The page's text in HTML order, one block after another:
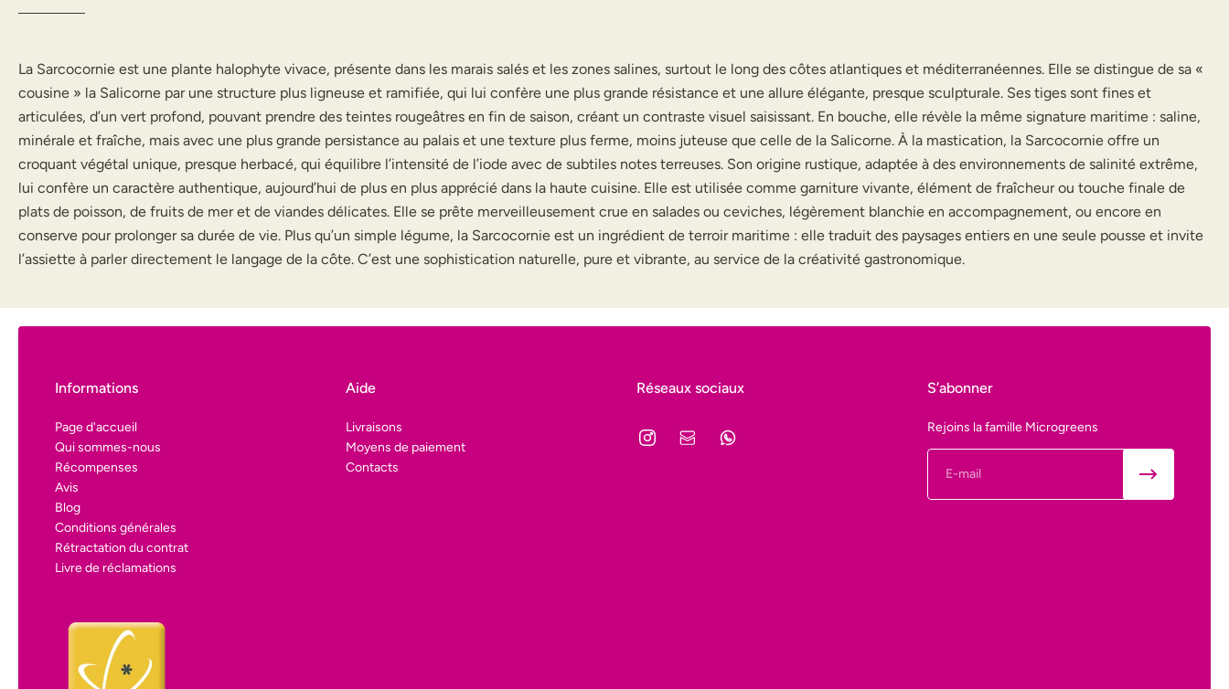
La Sarcocornie est une plante halophyte vivace, présente dans les marais salés et les zones salines, surtout le long des côtes atlantiques et méditerranéennes. Elle se distingue de sa «
cousine » la Salicorne par une structure plus ligneuse et ramifiée, qui lui confère une plus grande résistance et une allure élégante, presque sculpturale. Ses tiges sont fines et
articulées, d’un vert profond, pouvant prendre des teintes rougeâtres en fin de saison, créant un contraste visuel saisissant. En bouche, elle révèle la même signature maritime : saline,
minérale et fraîche, mais avec une plus grande persistance au palais et une texture plus ferme, moins juteuse que celle de la Salicorne. À la mastication, la Sarcocornie offre un
croquant végétal unique, presque herbacé, qui équilibre l’intensité de l’iode avec de subtiles notes terreuses. Son origine rustique, adaptée à des environnements de salinité extrême,
lui confère un caractère authentique, aujourd’hui de plus en plus apprécié dans la haute cuisine. Elle est utilisée comme garniture vivante, élément de fraîcheur ou touche finale de
plats de poisson, de fruits de mer et de viandes délicates. Elle se prête merveilleusement crue en salades ou ceviches, légèrement blanchie en accompagnement, ou encore en
conserve pour prolonger sa durée de vie. Plus qu’un simple légume, la Sarcocornie est un ingrédient de terroir maritime : elle traduit des paysages entiers en une seule pousse et invite
l’assiette à parler directement le langage de la côte. C’est une sophistication naturelle, pure et vibrante, au service de la créativité gastronomique.
Informations
Page d'accueil
Qui sommes-nous
Récompenses
Avis
Blog
Conditions générales
Rétractation du contrat
Livre de réclamations
Aide
Livraisons
Moyens de paiement
Contacts
Réseaux sociaux S’abonner
Rejoins la famille Microgreens